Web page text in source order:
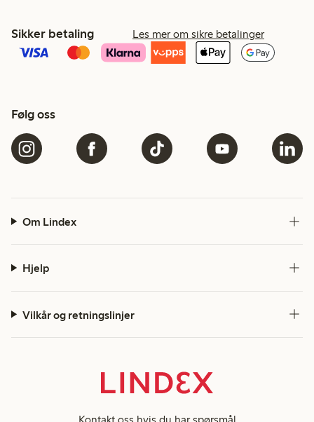
Sikker betaling Les mer om sikre betalinger
Følg oss
Om Lindex
Hjelp
Vilkår og retningslinjer